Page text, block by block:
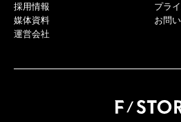
採用情報
媒体資料
運営会社
プラ
お問